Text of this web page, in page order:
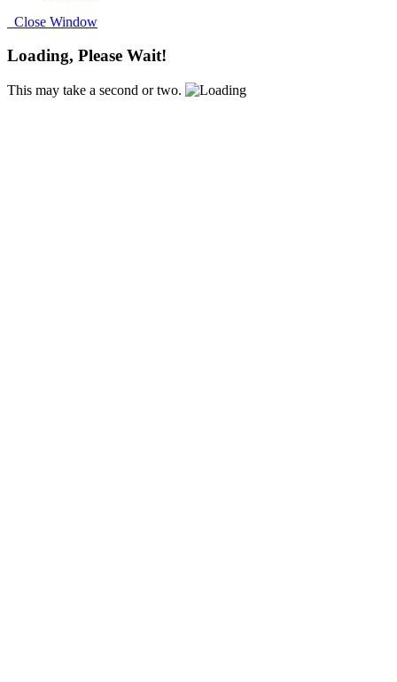
Close Window
Loading, Please Wait!
This may take a second or two.